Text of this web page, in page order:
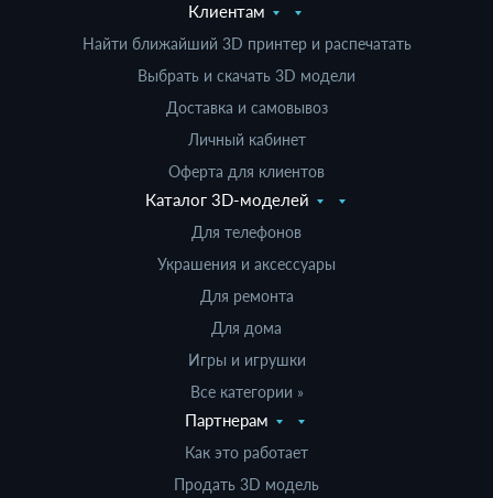
Клиентам
Найти ближайший 3D принтер и распечатать
Выбрать и скачать 3D модели
Доставка и самовывоз
Личный кабинет
Оферта для клиентов
Каталог 3D-моделей
Для телефонов
Украшения и аксессуары
Для ремонта
Для дома
Игры и игрушки
Все категории »
Партнерам
Как это работает
Продать 3D модель